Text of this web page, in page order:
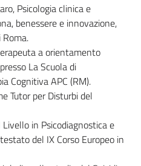
Psicologia clinica e
benessere e innovazione,
a orientamento
La Scuola di
Cognitiva APC (RM).
Tutor per Disturbi del
in Psicodiagnostica e
del IX Corso Europeo in